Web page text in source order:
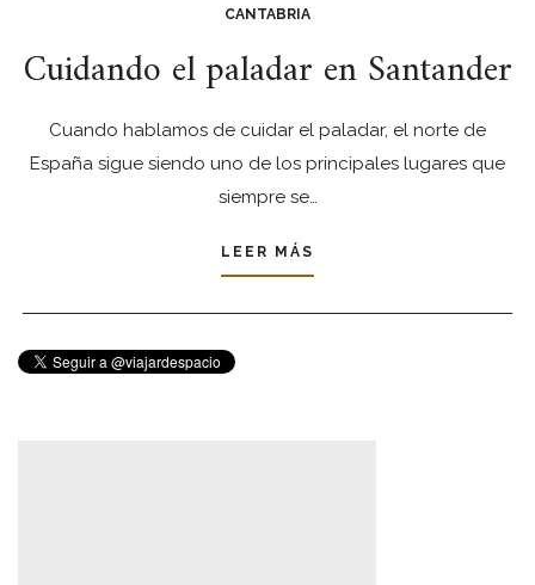
CANTABRIA
Cuidando el paladar en Santander
Cuando hablamos de cuidar el paladar, el norte de
España sigue siendo uno de los principales lugares que
siempre se…
LEER MÁS